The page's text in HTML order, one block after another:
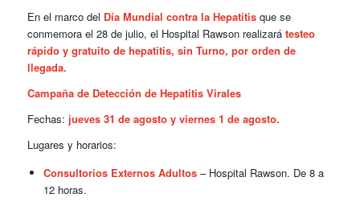
En el marco del Día Mundial contra la Hepatitisque se
conmemora el 28 de julio, el Hospital Rawson realizará testeo
rápido y gratuito de hepatitis, sin Turno, por orden de
llegada.
Campaña de Detección de Hepatitis Virales
Fechas: jueves 31 de agosto y viernes 1 de agosto.
Lugares y horarios:
Consultorios Externos Adultos– Hospital Rawson. De 8 a
12 horas.